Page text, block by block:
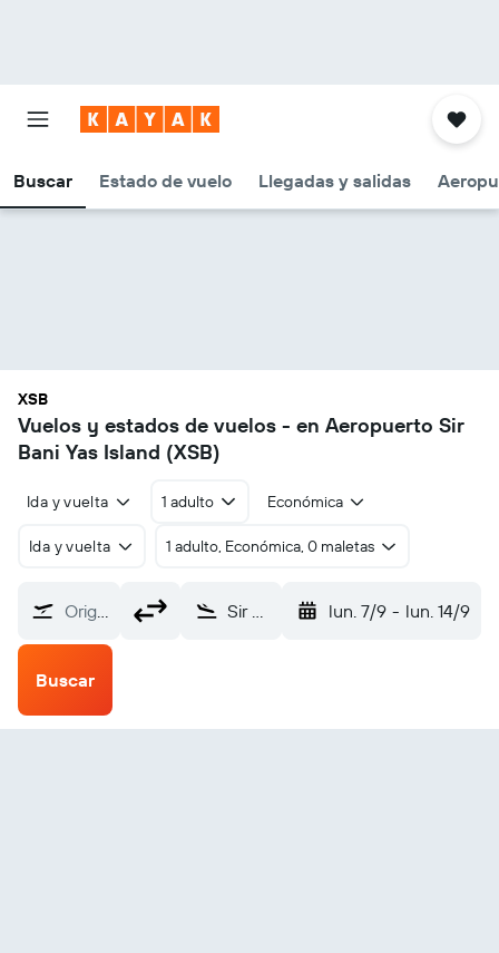
Buscar Estado de vuelo Llegadas y salidas
XSB
Vuelos y estados de vuelos - en Aeropuerto Sir
Bani Yas Island (XSB)
Ida y vuelta 1 adulto Económica
Ida y vuelta 1 adulto, Económica, 0 maletas
Origen Sir Bani Yas Island (XSB) lun. 7/9 - lun. 14/9
Buscar